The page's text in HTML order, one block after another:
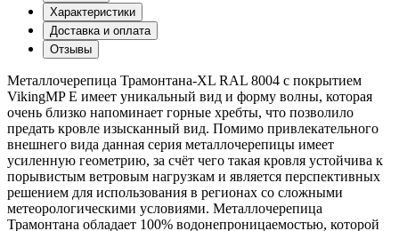
Характеристики
Доставка и оплата
Отзывы
Металлочерепица Трамонтана-XL RAL 8004 с покрытием
VikingMP E имеет уникальный вид и форму волны, которая
очень близко напоминает горные хребты, что позволило
предать кровле изысканный вид. Помимо привлекательного
внешнего вида данная серия металлочерепицы имеет
усиленную геометрию, за счёт чего такая кровля устойчива к
порывистым ветровым нагрузкам и является перспективных
решением для использования в регионах со сложными
метеорологическими условиями. Металлочерепица
Трамонтана обладает 100% водонепроницаемостью, которой